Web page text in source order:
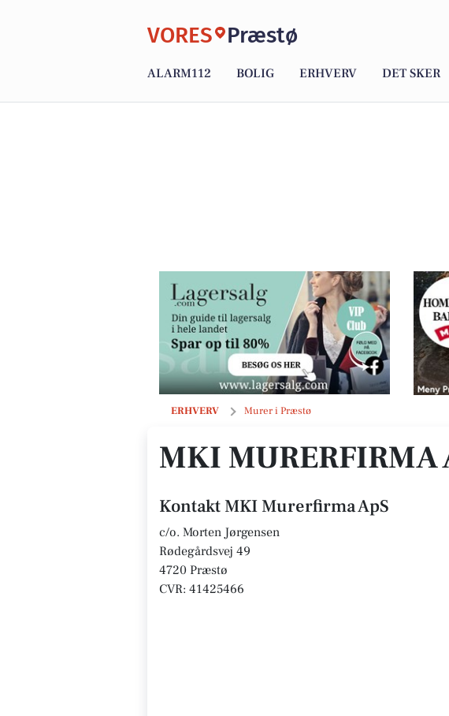
VORES Præstø
ALARM112 BOLIG ERHVERV DET SKER
ERHVERV Murer i Præstø
MKI Murerfirma ApS
MKI MURERFIRMA
Kontakt MKI Murerfirma ApS
c/o. Morten Jørgensen
Rødegårdsvej 49
4720 Præstø
CVR: 41425466